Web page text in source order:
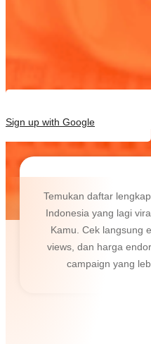
Sign up with Google
Temukan daftar
Indonesia yang lagi
Kamu. Cek langsung
views, dan harga
campaign yang